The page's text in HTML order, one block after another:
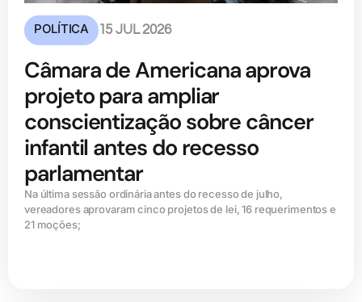
POLÍTICA 15 JUL 2026
Câmara de Americana aprova
projeto para ampliar
conscientização sobre câncer
infantil antes do recesso
parlamentar
Na última sessão ordinária antes do recesso de julho,
vereadores aprovaram cinco projetos de lei, 16 requerimentos e
21 moções;